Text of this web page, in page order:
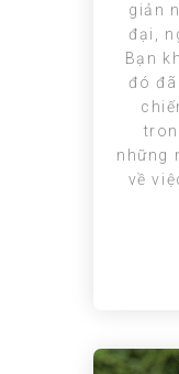
giản
đại,
Bạn
đó
những
về